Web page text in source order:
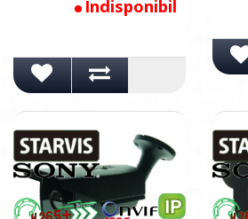
Indisponibil